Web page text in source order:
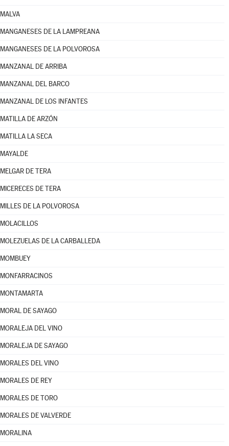
MALVA
MANGANESES DE LA LAMPREANA
MANGANESES DE LA POLVOROSA
MANZANAL DE ARRIBA
MANZANAL DEL BARCO
MANZANAL DE LOS INFANTES
MATILLA DE ARZÓN
MATILLA LA SECA
MAYALDE
MELGAR DE TERA
MICERECES DE TERA
MILLES DE LA POLVOROSA
MOLACILLOS
MOLEZUELAS DE LA CARBALLEDA
MOMBUEY
MONFARRACINOS
MONTAMARTA
MORAL DE SAYAGO
MORALEJA DEL VINO
MORALEJA DE SAYAGO
MORALES DEL VINO
MORALES DE REY
MORALES DE TORO
MORALES DE VALVERDE
MORALINA